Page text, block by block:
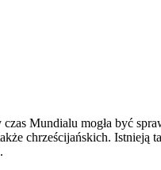
Mundialu mogła być
chrześcijańskich. Istnieją